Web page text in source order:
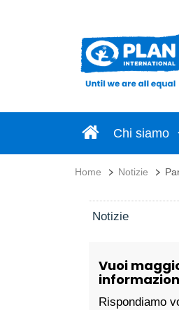
Chi siamo
Home Notizie
Notizie
Vuoi
Rispondiamo